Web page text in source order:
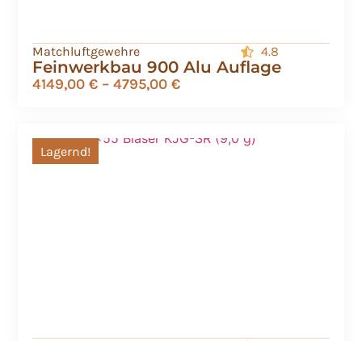
Feinwerkbau 900 Alu Auflage
Matchluftgewehre 4.8
4149,00 € – 4795,00 €
Lagernd!